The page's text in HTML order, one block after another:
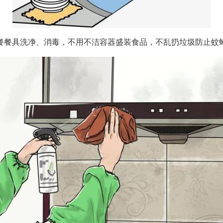
餐具洗净、消毒，不用不洁容器盛装食品，不乱扔垃圾防止蚊